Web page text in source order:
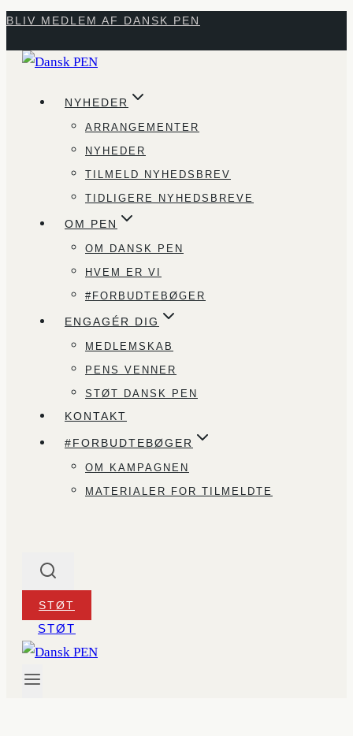
Fortsæt
indhold
BLIV MEDLEM AF DANSK PEN
NYHEDER
ARRANGEMENTER
NYHEDER
TILMELD NYHEDSBREV
TIDLIGERE NYHEDSBREVE
OM PEN
OM DANSK PEN
HVEM ER VI
#FORBUDTEBØGER
ENGAGÉR DIG
MEDLEMSKAB
PENS VENNER
STØT DANSK PEN
KONTAKT
#FORBUDTEBØGER
OM KAMPAGNEN
MATERIALER FOR TILMELDTE
STØT
STØT